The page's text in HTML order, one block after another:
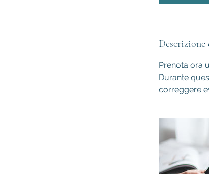
Descrizione
Prenota ora
Durante
correggere